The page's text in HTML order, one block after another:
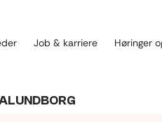
Job & karriere Høringer